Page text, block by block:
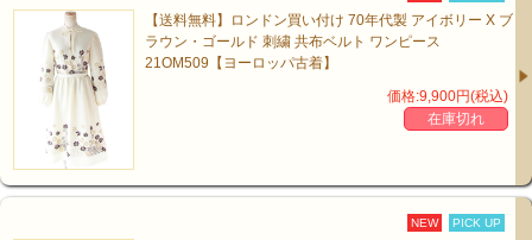
【送料無料】ロンドン買い付け 70年代製 アイボリー X ブ
ラウン・ゴールド 刺繍 共布ベルト ワンピース
21OM509【ヨーロッパ古着】
価格:9,900円(税込)
在庫切れ
NEW PICK UP